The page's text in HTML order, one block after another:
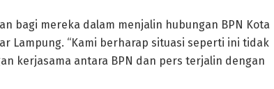
bagi mereka dalam menjalin hubungan BPN Kota
Lampung. “Kami berharap situasi seperti ini tidak
kerjasama antara BPN dan pers terjalin dengan